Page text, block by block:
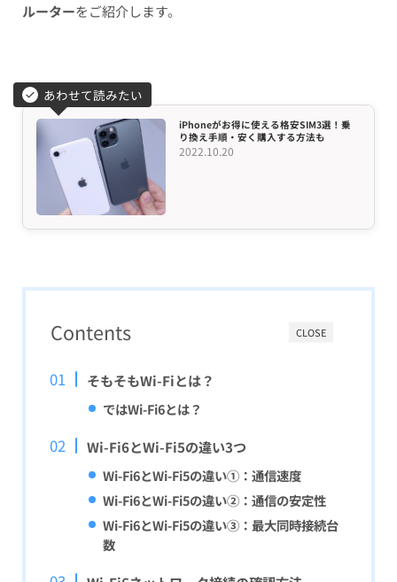
ルーターをご紹介します。
あわせて読みたい
iPhoneがお得に使える格安SIM3選！乗
り換え手順・安く購入する方法も
2022.10.20
CLOSE
Contents
そもそもWi-Fiとは？
ではWi-Fi6とは？
Wi-Fi6とWi-Fi5の違い3つ
Wi-Fi6とWi-Fi5の違い①：通信速度
Wi-Fi6とWi-Fi5の違い②：通信の安定性
Wi-Fi6とWi-Fi5の違い③：最大同時接続台
数